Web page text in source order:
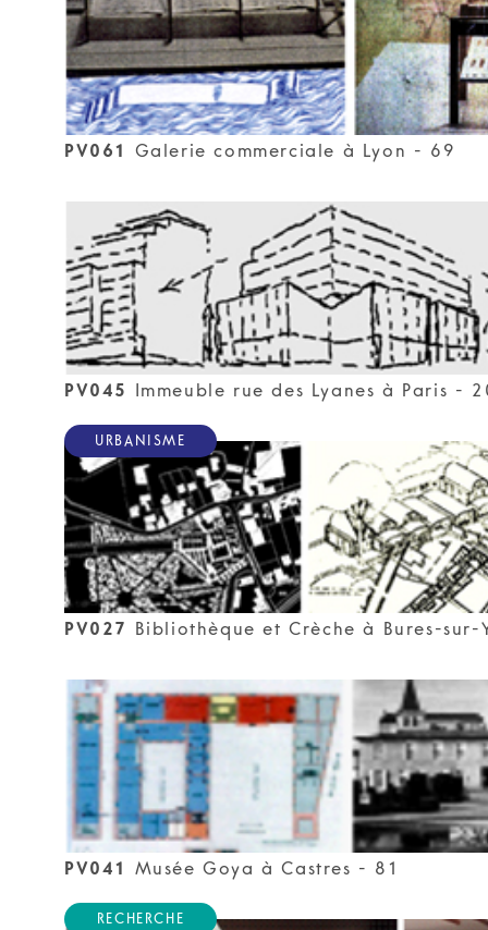
PV061 Galerie commerciale à Lyon - 69
PV045 Immeuble rue des Lyanes à Paris -
PV027 Bibliothèque et Crèche à Bures-
URBANISME
PV041 Musée Goya à Castres - 81
RECHERCHE